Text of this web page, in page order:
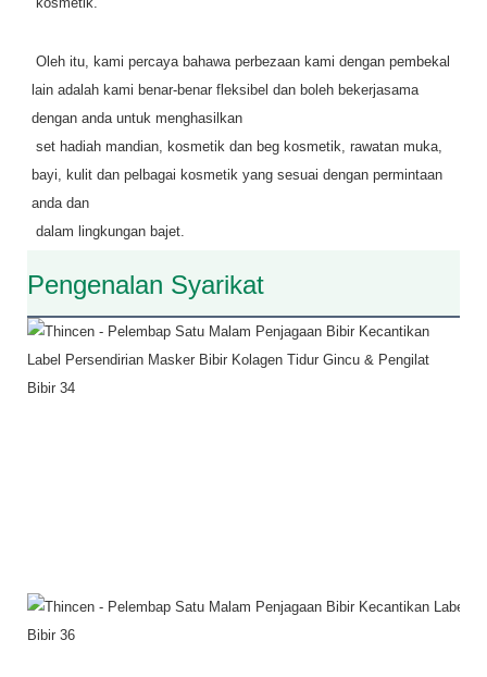
lain adalah kami benar-benar fleksibel dan boleh bekerjasama
dengan anda untuk menghasilkan
bayi, kulit dan pelbagai kosmetik yang sesuai dengan permintaan
anda dan
dalam lingkungan bajet.
Pengenalan Syarikat